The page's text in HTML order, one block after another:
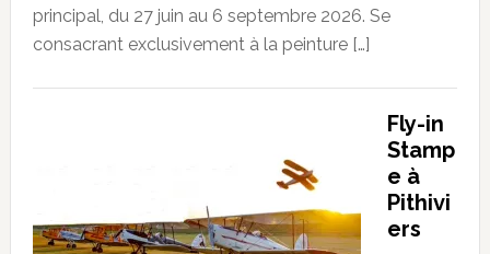
principal, du 27 juin au 6 septembre 2026. Se
consacrant exclusivement à la peinture […]
Fly-in
Stamp
e à
Pithivi
ers